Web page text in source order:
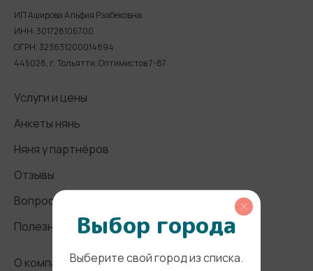
ИП Аширова Альфия Рзабековна
ИНН: 301728106700
ОГРН: 323631200014894
445028, г. Тольятти, Оптимистов 7-87
Услуги и цены
Анкеты нянь
Няня у партнёров
Отзывы
Вопросы и ответы
Полезные статьи
О компании
Выбор города
Выберите свой город из списка.